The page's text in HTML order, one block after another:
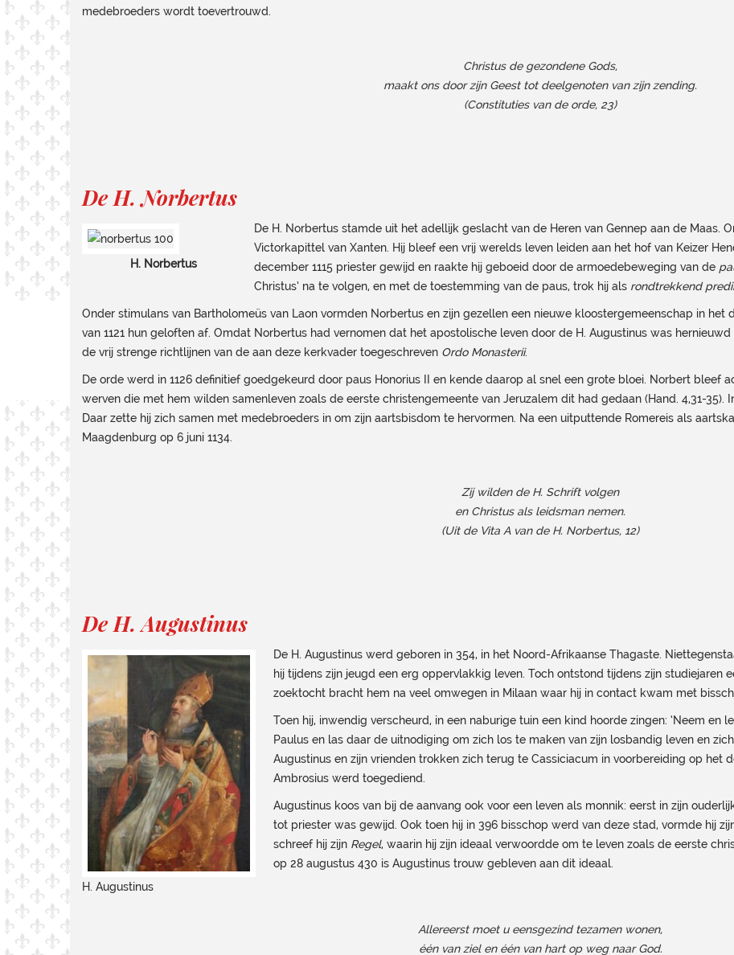
medebroeders wordt toevertrouwd.
Christus de gezondene Gods,
maakt ons door zijn Geest tot deelgenoten van zijn zending.
(Constituties van de orde, 23)
De H. Norbertus
H. Norbertus
De H. Norbertus stamde uit het adellijk geslacht van de Heren van Gennep aan de Maas.
Victorkapittel van Xanten. Hij bleef een vrij werelds leven leiden aan het hof van Keizer
december 1115 priester gewijd en raakte hij geboeid door de armoedebeweging van de
Christus’ na te volgen, en met de toestemming van de paus, trok hij als rondtrekkend
Onder stimulans van Bartholomeüs van Laon vormden Norbertus en zijn gezellen een nieuwe kloostergemeenschap in
van 1121 hun geloften af. Omdat Norbertus had vernomen dat het apostolische leven door de H. Augustinus was
de vrij strenge richtlijnen van de aan deze kerkvader toegeschreven Ordo Monasterii.
De orde werd in 1126 definitief goedgekeurd door paus Honorius II en kende daarop al snel een grote bloei. Norbert
werven die met hem wilden samenleven zoals de eerste christengemeente van Jeruzalem dit had gedaan (Hand. 4,31-35).
Daar zette hij zich samen met medebroeders in om zijn aartsbisdom te hervormen. Na een uitputtende Romereis als
Maagdenburg op 6 juni 1134.
Zij wilden de H. Schrift volgen
en Christus als leidsman nemen.
(Uit de Vita A van de H. Norbertus, 12)
De H. Augustinus
H. Augustinus
De H. Augustinus werd geboren in 354, in het Noord-Afrikaanse Thagaste.
hij tijdens zijn jeugd een erg oppervlakkig leven. Toch ontstond tijdens zijn studiejaren
zoektocht bracht hem na veel omwegen in Milaan waar hij in contact kwam met
Toen hij, inwendig verscheurd, in een naburige tuin een kind hoorde zingen: ‘Neem en
Paulus en las daar de uitnodiging om zich los te maken van zijn losbandig leven en
Augustinus en zijn vrienden trokken zich terug te Cassiciacum in voorbereiding op het
Ambrosius werd toegediend.
Augustinus koos van bij de aanvang ook voor een leven als monnik: eerst in zijn
tot priester was gewijd. Ook toen hij in 396 bisschop werd van deze stad, vormde hij
schreef hij zijn Regel, waarin hij zijn ideaal verwoordde om te leven zoals de eerste
op 28 augustus 430 is Augustinus trouw gebleven aan dit ideaal.
Allereerst moet u eensgezind tezamen wonen,
één van ziel en één van hart op weg naar God.